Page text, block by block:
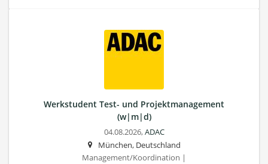
Werkstudent Test- und Projektmanagement
(w|m|d)
04.08.2026,ADAC
München, Deutschland
Management/Koordination |